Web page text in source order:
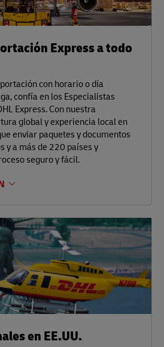
Express a todo
con horario o día
confía en los Especialistas
Express. Con nuestra
global y experiencia local en
enviar paquetes y documentos
y a más de 220 países y
seguro y fácil.
en EE.UU.